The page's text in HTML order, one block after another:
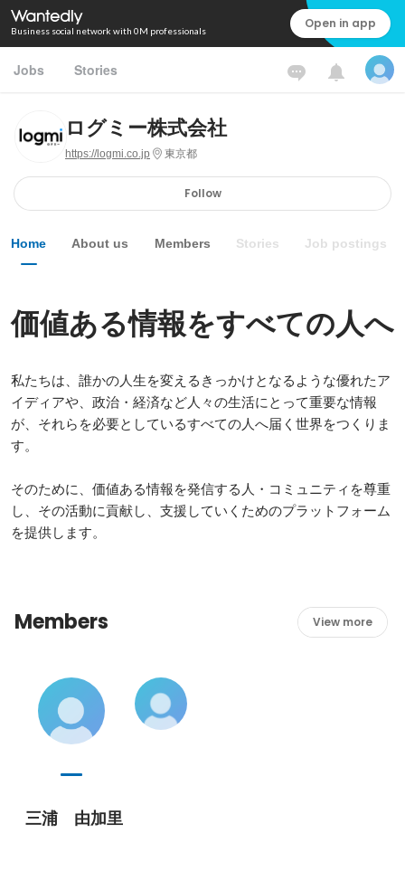
Business social network with 0M professionals Open in app
Jobs Stories
ログミー株式会社
https://logmi.co.jp 東京都
Follow
Home About us Members Stories Job postings
価値ある情報をすべての人へ
私たちは、誰かの人生を変えるきっかけとなるような優れたア
イディアや、政治・経済など人々の生活にとって重要な情報
が、それらを必要としているすべての人へ届く世界をつくりま
す。
そのために、価値ある情報を発信する人・コミュニティを尊重
し、その活動に貢献し、支援していくためのプラットフォーム
を提供します。
Members View more
三浦 由加里